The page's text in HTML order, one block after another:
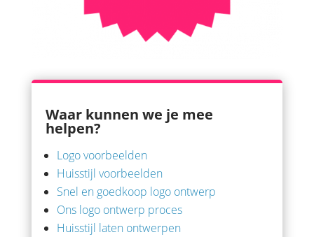
Waar kunnen we je mee
helpen?
Logo voorbeelden
Huisstijl voorbeelden
Snel en goedkoop logo ontwerp
Ons logo ontwerp proces
Huisstijl laten ontwerpen